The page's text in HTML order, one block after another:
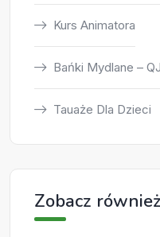
Kurs Animatora
Bańki Mydlane –
Tauaże Dla Dzieci
Zobacz również